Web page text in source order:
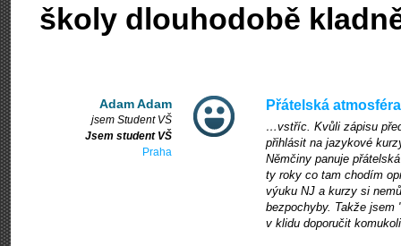
školy dlouhodobě
Adam Adam
jsem Student VŠ
Jsem student VŠ
Praha
Přátelská
…vstříc. Kvůli zápisu
přihlásit na jazykové
Němčiny panuje
ty roky co tam chodím
výuku NJ a kurzy si
bezpochyby. Takže jsem
v klidu doporučit